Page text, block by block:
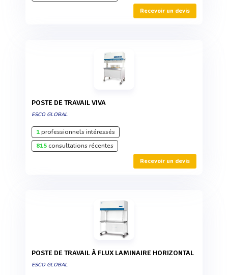
Recevoir un devis
POSTE DE TRAVAIL VIVA
ESCO GLOBAL
1professionnels intéressés
815consultations récentes
Recevoir un devis
POSTE DE TRAVAIL À FLUX LAMINAIRE HORIZONTAL
ESCO GLOBAL